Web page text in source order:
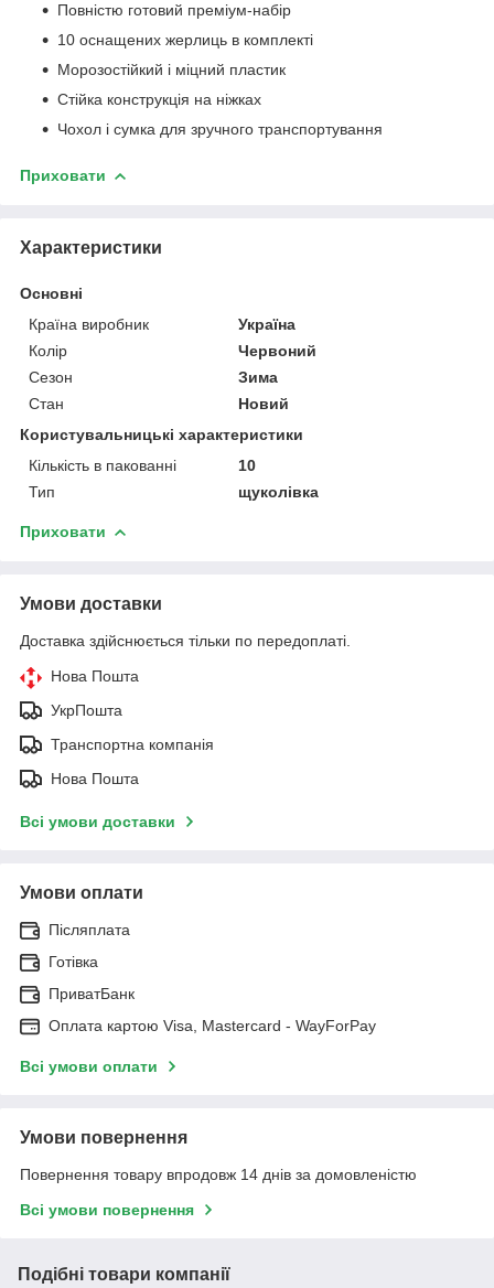
Повністю готовий преміум-набір
10 оснащених жерлиць в комплекті
Морозостійкий і міцний пластик
Стійка конструкція на ніжках
Чохол і сумка для зручного транспортування
Приховати
Характеристики
Основні
Країна виробник
Україна
Колір
Червоний
Сезон
Зима
Стан
Новий
Користувальницькі характеристики
Кількість в пакованні
10
Тип
щуколівка
Приховати
Умови доставки
Доставка здійснюється тільки по передоплаті.
Нова Пошта
УкрПошта
Транспортна компанія
Нова Пошта
Всі умови доставки
Умови оплати
Післяплата
Готівка
ПриватБанк
Оплата картою Visa, Mastercard - WayForPay
Всі умови оплати
Умови повернення
Повернення товару впродовж 14 днів за домовленістю
Всі умови повернення
Подібні товари компанії